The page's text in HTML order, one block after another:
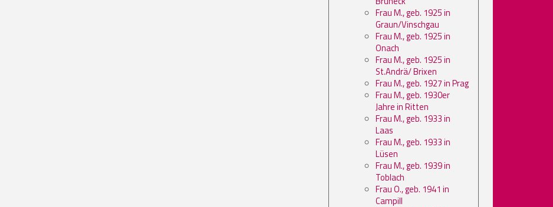
Frau M., geb. 1925 in
Graun/Vinschgau
Frau M., geb. 1925 in
Onach
Frau M., geb. 1925 in
St.Andrä/ Brixen
Frau M., geb. 1927 in Prag
Frau M., geb. 1930er
Jahre in Ritten
Frau M., geb. 1933 in
Laas
Frau M., geb. 1933 in
Lüsen
Frau M., geb. 1939 in
Toblach
Frau O., geb. 1941 in
Campill